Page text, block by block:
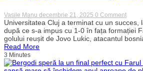
Vasile Manu decembrie 21, 2025 0 Commenton
Se
vede
play-
off-
Cluj
Universitatea Cluj a terminat cu un succes,
după ce s-a impus cu 1-0 în fața formației
golului reușit de Jovo Lukic, atacantul
Read More
3 Minutes